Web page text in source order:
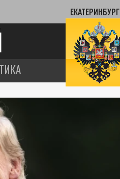
ЕКАТЕРИНБУРГ